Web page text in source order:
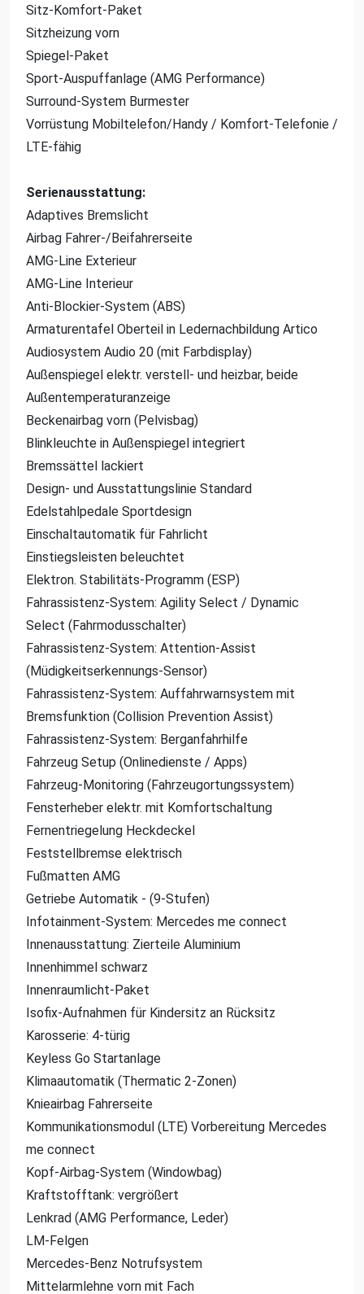
Sitz-Komfort-Paket
Sitzheizung vorn
Spiegel-Paket
Sport-Auspuffanlage (AMG Performance)
Surround-System Burmester
Vorrüstung Mobiltelefon/Handy / Komfort-Telefonie /
LTE-fähig
Serienausstattung:
Adaptives Bremslicht
Airbag Fahrer-/Beifahrerseite
AMG-Line Exterieur
AMG-Line Interieur
Anti-Blockier-System (ABS)
Armaturentafel Oberteil in Ledernachbildung Artico
Audiosystem Audio 20 (mit Farbdisplay)
Außenspiegel elektr. verstell- und heizbar, beide
Außentemperaturanzeige
Beckenairbag vorn (Pelvisbag)
Blinkleuchte in Außenspiegel integriert
Bremssättel lackiert
Design- und Ausstattungslinie Standard
Edelstahlpedale Sportdesign
Einschaltautomatik für Fahrlicht
Einstiegsleisten beleuchtet
Elektron. Stabilitäts-Programm (ESP)
Fahrassistenz-System: Agility Select / Dynamic
Select (Fahrmodusschalter)
Fahrassistenz-System: Attention-Assist
(Müdigkeitserkennungs-Sensor)
Fahrassistenz-System: Auffahrwarnsystem mit
Bremsfunktion (Collision Prevention Assist)
Fahrassistenz-System: Berganfahrhilfe
Fahrzeug Setup (Onlinedienste / Apps)
Fahrzeug-Monitoring (Fahrzeugortungssystem)
Fensterheber elektr. mit Komfortschaltung
Fernentriegelung Heckdeckel
Feststellbremse elektrisch
Fußmatten AMG
Getriebe Automatik - (9-Stufen)
Infotainment-System: Mercedes me connect
Innenausstattung: Zierteile Aluminium
Innenhimmel schwarz
Innenraumlicht-Paket
Isofix-Aufnahmen für Kindersitz an Rücksitz
Karosserie: 4-türig
Keyless Go Startanlage
Klimaautomatik (Thermatic 2-Zonen)
Knieairbag Fahrerseite
Kommunikationsmodul (LTE) Vorbereitung Mercedes
me connect
Kopf-Airbag-System (Windowbag)
Kraftstofftank: vergrößert
Lenkrad (AMG Performance, Leder)
LM-Felgen
Mercedes-Benz Notrufsystem
Mittelarmlehne vorn mit Fach